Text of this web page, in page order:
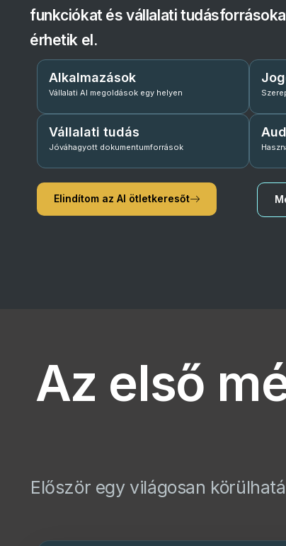
funkciókat és vállalati
érhetik el.
Alkalmazások
Vállalati AI megoldások egy helyen
Vállalati tudás
Jóváhagyott dokumentumforrások
Elindítom az AI ötletkeresőt
Az első
Először egy világosan